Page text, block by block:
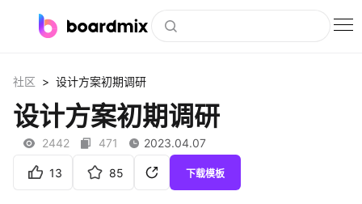
社区资源
下载
会员
社区 > 设计方案初期调研
设计方案初期调研
2442 471 2023.04.07
13 85 下载模板